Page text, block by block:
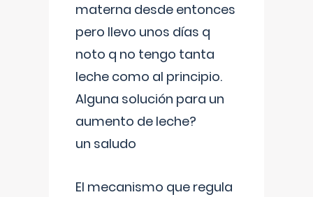
materna desde entonces
pero llevo unos días q
noto q no tengo tanta
leche como al principio.
Alguna solución para un
aumento de leche?
un saludo
El mecanismo que regula